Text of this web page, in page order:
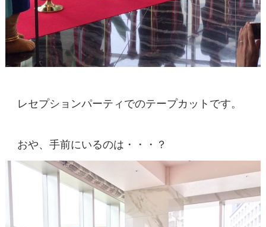
レセプションパーティでのテープカットです。
おや、手前にいるのは・・・？